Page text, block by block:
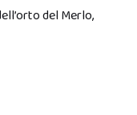
del Merlo,